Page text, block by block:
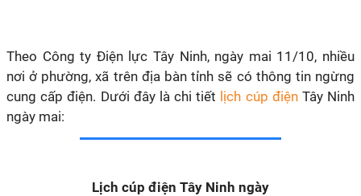
Theo Công ty Điện lực Tây Ninh, ngày mai 11/10, nhiều
nơi ở phường, xã trên địa bàn tỉnh sẽ có thông tin ngừng
cung cấp điện. Dưới đây là chi tiết lịch cúp điện Tây Ninh
ngày mai:
Lịch cúp điện Tây Ninh ngày